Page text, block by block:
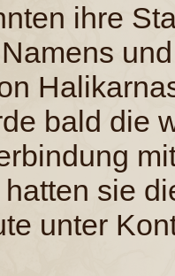
ihre
bald die
sie
unter